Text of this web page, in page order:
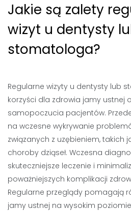
Jakie są zalety
wizyt u dentysty
stomatologa?
Regularne wizyty u dentysty lub
korzyści dla zdrowia jamy ustnej
samopoczucia pacjentów.
na wczesne wykrywanie
związanych z uzębieniem, takich
choroby dziąseł. Wczesna
skuteczniejsze leczenie i
poważniejszych komplikacji
Regularne przeglądy pomagają
jamy ustnej na wysokim